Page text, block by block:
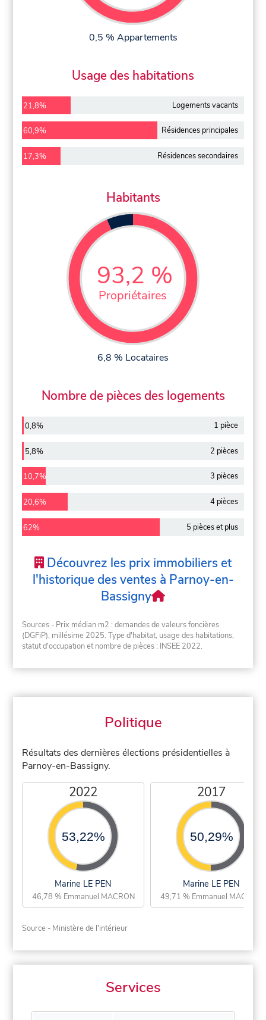
0,5 % Appartements
Usage des habitations
21,8% Logements vacants
60,9% Résidences principales
17,3% Résidences secondaires
Habitants
93,2 %
Propriétaires
6,8 % Locataires
Nombre de pièces des logements
0,8% 1 pièce
5,8% 2 pièces
10,7% 3 pièces
20,6% 4 pièces
62% 5 pièces et plus
Découvrez les prix immobiliers et
l'historique des ventes à Parnoy-en-
Bassigny
Sources - Prix médian m2 : demandes de valeurs foncières
(DGFiP), millésime 2025. Type d'habitat, usage des habitations,
statut d'occupation et nombre de pièces : INSEE 2022.
Politique
Résultats des dernières élections présidentielles à
Parnoy-en-Bassigny.
2022
53,22%
Marine LE PEN
46,78 % Emmanuel MACRON
2017
50,29%
Marine LE PEN
49,71 % Emmanuel MACRON
Source - Ministère de l'intérieur
Services